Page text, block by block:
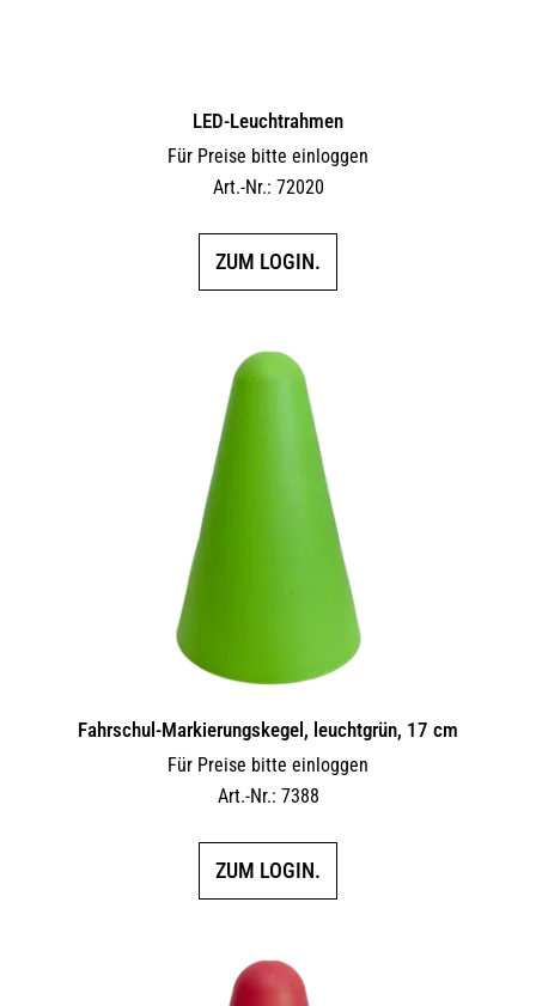
LED-Leuchtrahmen
Für Preise bitte einloggen
Art.-Nr.: 72020
ZUM LOGIN.
Fahrschul-Markierungskegel, leuchtgrün, 17 cm
Für Preise bitte einloggen
Art.-Nr.: 7388
ZUM LOGIN.